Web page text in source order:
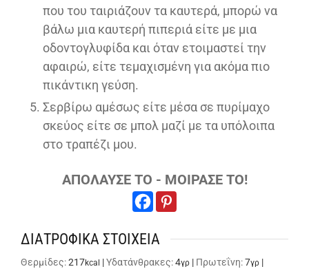
που του ταιριάζουν τα καυτερά, μπορώ να
βάλω μια καυτερή πιπεριά είτε με μια
οδοντογλυφίδα και όταν ετοιμαστεί την
αφαιρώ, είτε τεμαχισμένη για ακόμα πιο
πικάντικη γεύση.
Σερβίρω αμέσως είτε μέσα σε πυρίμαχο
σκεύος είτε σε μπολ μαζί με τα υπόλοιπα
στο τραπέζι μου.
ΑΠΟΛΑΥΣΕ ΤΟ - ΜΟΙΡΑΣΕ ΤΟ!
ΔΙΑΤΡΟΦΙΚΑ ΣΤΟΙΧΕΙΑ
Θερμίδες:217kcal |Υδατάνθρακες:4γρ | Πρωτεΐνη:7γρ |